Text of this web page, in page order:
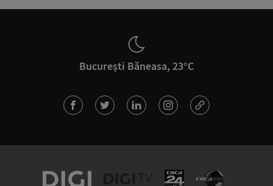
București Băneasa, 23°C